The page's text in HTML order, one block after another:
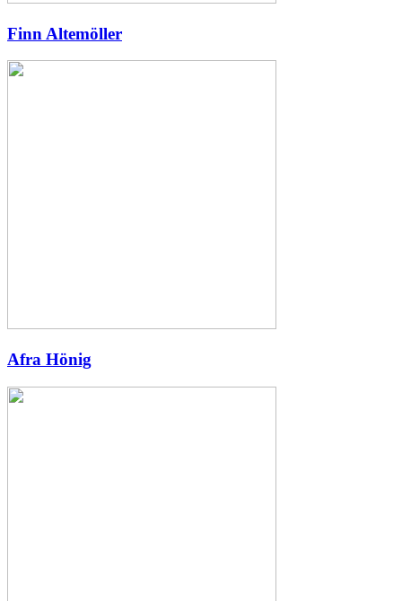
Finn Altemöller
Afra Hönig